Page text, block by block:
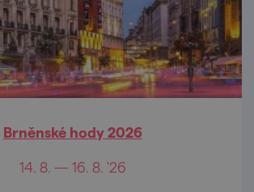
Brněnské hody 2026
14. 8. — 16. 8. '26